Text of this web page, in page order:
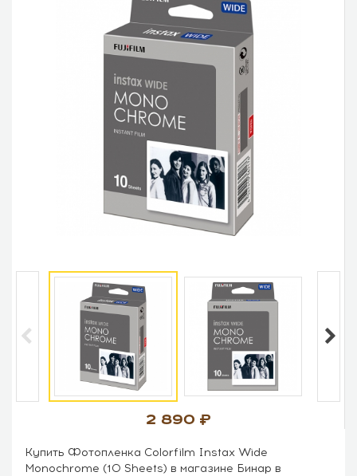
2 890
Купить Фотопленка Colorfilm Instax Wide
Monochrome (10 Sheets) в магазине Бинар в